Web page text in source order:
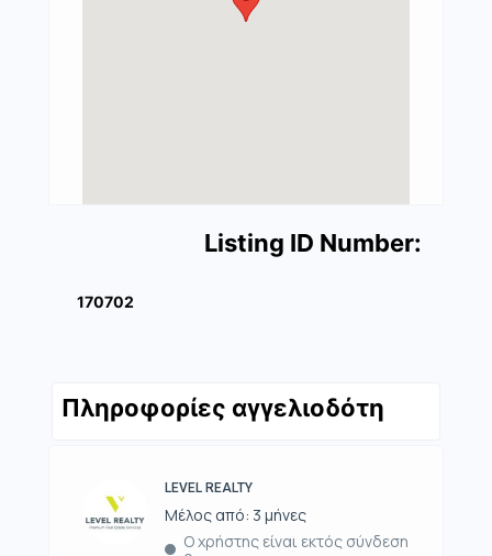
Listing ID Number:
170702
Πληροφορίες αγγελιοδότη
LEVEL REALTY
Μέλος από: 3 μήνες
Ο χρήστης είναι εκτός σύνδεση